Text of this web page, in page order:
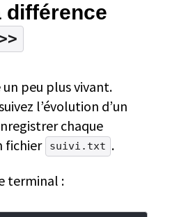
différence
peu plus vivant.
l’évolution d’un
chaque
fichier
suivi.txt .
terminal :